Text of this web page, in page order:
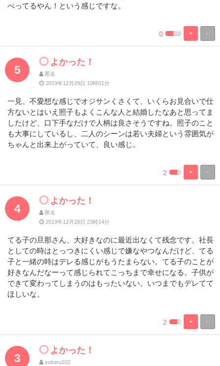
べってるやん！という感じですな。
-
+
%
Complete
100%
Complete
0
5
よかった！
匿名
2019年12月29日 10時01分
一見、不愛想な感じでオジサンくさくて、いくらお見合いで仕
方ないとはいえ照子もよくこんな人と結婚したなあと思ってま
したけど、口下手なだけで人柄は良さそうですね。照子のこと
も大事にしているし、二人のシーンは若い夫婦という雰囲気が
ちゃんと出来上がっていて、良い感じ。
-
+
%
Complete
100%
Complete
2
4
よかった！
匿名
2019年12月28日 23時14分
てる子の旦那さん、大好きなのに最近出なくて残念です。社長
としての時はとっつきにくい感じで嫌なやつなんだけど、てる
子と一緒の時はデレる感じがもうたまらない。てる子のことが
好きなんだなーって感じられてこっちまで幸せになる。子供が
できて変わってしまうのはもったいない。いつまでもデレてて
ほしいな。
-
+
%
Complete
100%
Complete
2
3
よかった！
subaru102